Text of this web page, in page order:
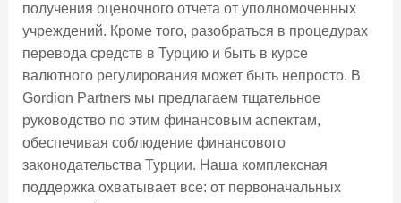
получения оценочного отчета от уполномоченных
учреждений. Кроме того, разобраться в процедурах
перевода средств в Турцию и быть в курсе
валютного регулирования может быть непросто. В
Gordion Partners мы предлагаем тщательное
руководство по этим финансовым аспектам,
обеспечивая соблюдение финансового
законодательства Турции. Наша комплексная
поддержка охватывает все: от первоначальных